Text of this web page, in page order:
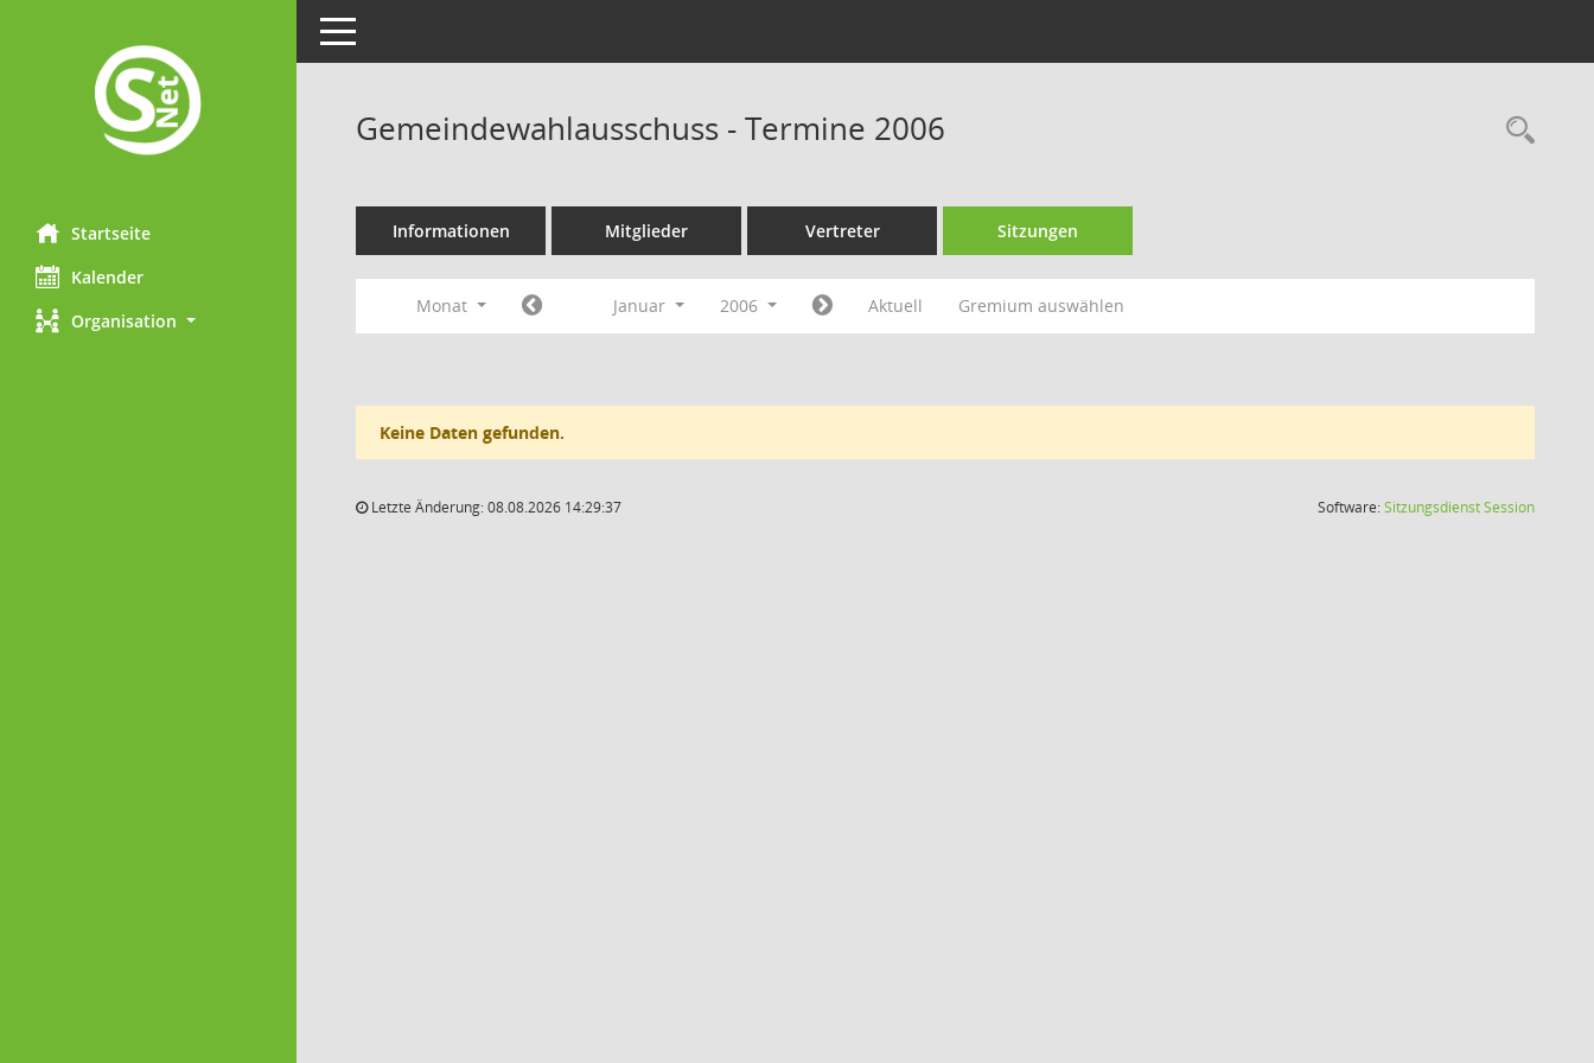
Startseite
Kalender
Organisation
Toggle navigation
Gemeindewahlausschuss - Termine 2006
Informationen Mitglieder Vertreter Sitzungen
Monat Januar 2006 Aktuell Gremium auswählen
Keine Daten gefunden.
Letzte Änderung: 08.08.2026 14:29:37 Software:SitzungsdienstSession(Wird in